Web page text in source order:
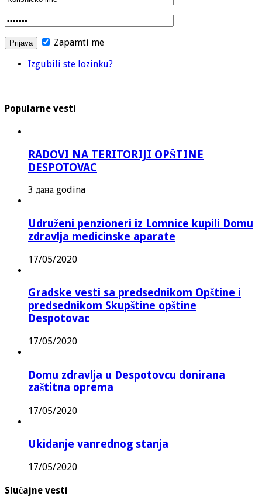
Zapamti me
Izgubili ste lozinku?
Popularne vesti
RADOVI NA TERITORIJI OPŠTINE
DESPOTOVAC
3 дана godina
Udruženi penzioneri iz Lomnice kupili Domu
zdravlja medicinske aparate
17/05/2020
Gradske vesti sa predsednikom Opštine i
predsednikom Skupštine opštine
Despotovac
17/05/2020
Domu zdravlja u Despotovcu donirana
zaštitna oprema
17/05/2020
Ukidanje vanrednog stanja
17/05/2020
Slučajne vesti